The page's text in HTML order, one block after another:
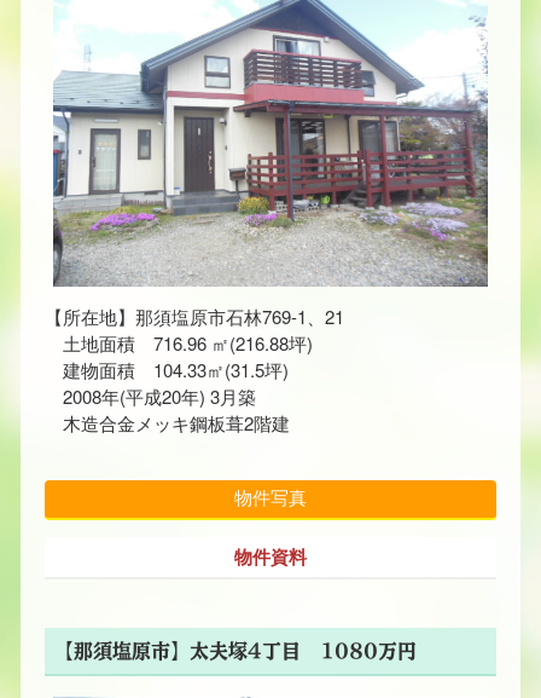
【所在地】那須塩原市石林769-1、21
土地面積 716.96 ㎡(216.88坪)
建物面積 104.33㎡(31.5坪)
2008年(平成20年) 3月築
木造合金メッキ鋼板葺2階建
物件写真
物件資料
【那須塩原市】太夫塚4丁目 1080万円